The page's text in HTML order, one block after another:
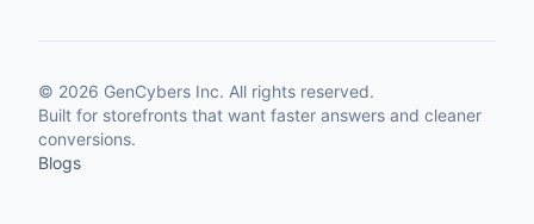
© 2026 GenCybers Inc. All rights reserved.
Built for storefronts that want faster answers and cleaner
conversions.
Blogs